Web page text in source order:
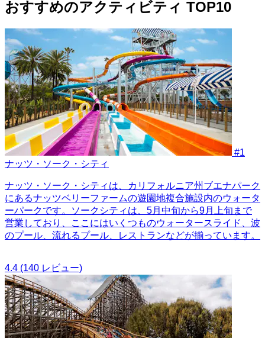
おすすめのアクティビティ TOP10
#1
ナッツ・ソーク・シティ
ナッツ・ソーク・シティは、カリフォルニア州ブエナパーク
にあるナッツベリーファームの遊園地複合施設内のウォータ
ーパークです。ソークシティは、5月中旬から9月上旬まで
営業しており、ここにはいくつものウォータースライド、波
のプール、流れるプール、レストランなどが揃っています。
4.4 (140 レビュー)